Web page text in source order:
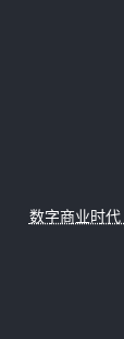
数字商业时代